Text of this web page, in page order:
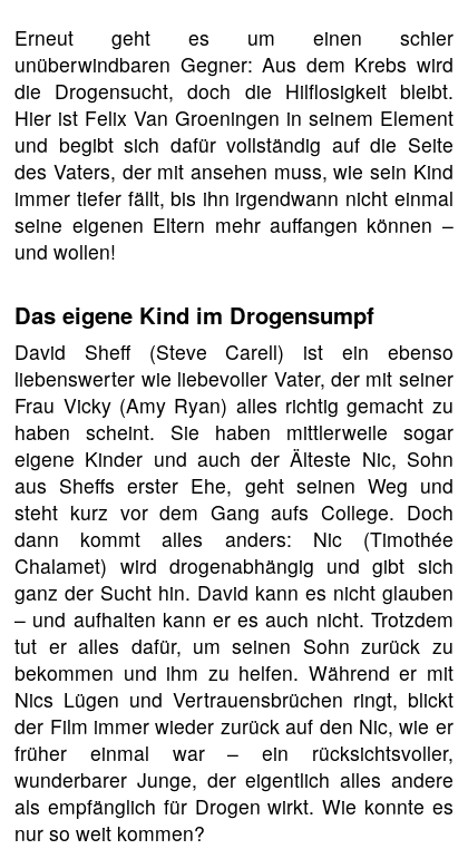
Erneut geht es um einen schier
unüberwindbaren Gegner: Aus dem Krebs wird
die Drogensucht, doch die Hilflosigkeit bleibt.
Hier ist Felix Van Groeningen in seinem Element
und begibt sich dafür vollständig auf die Seite
des Vaters, der mit ansehen muss, wie sein Kind
immer tiefer fällt, bis ihn irgendwann nicht einmal
seine eigenen Eltern mehr auffangen können –
und wollen!
Das eigene Kind im Drogensumpf
David Sheff (Steve Carell) ist ein ebenso
liebenswerter wie liebevoller Vater, der mit seiner
Frau Vicky (Amy Ryan) alles richtig gemacht zu
haben scheint. Sie haben mittlerweile sogar
eigene Kinder und auch der Älteste Nic, Sohn
aus Sheffs erster Ehe, geht seinen Weg und
steht kurz vor dem Gang aufs College. Doch
dann kommt alles anders: Nic (Timothée
Chalamet) wird drogenabhängig und gibt sich
ganz der Sucht hin. David kann es nicht glauben
– und aufhalten kann er es auch nicht. Trotzdem
tut er alles dafür, um seinen Sohn zurück zu
bekommen und ihm zu helfen. Während er mit
Nics Lügen und Vertrauensbrüchen ringt, blickt
der Film immer wieder zurück auf den Nic, wie er
früher einmal war – ein rücksichtsvoller,
wunderbarer Junge, der eigentlich alles andere
als empfänglich für Drogen wirkt. Wie konnte es
nur so weit kommen?